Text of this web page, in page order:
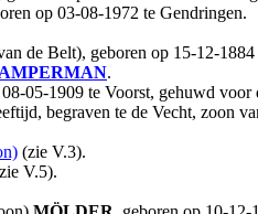
op 03-08-1972 te Gendringen.
de Belt), geboren op 15-12-
.
05-1909 te Voorst, gehuwd voor
begraven te de Vecht, zoon
(zie V.3).
V.5).